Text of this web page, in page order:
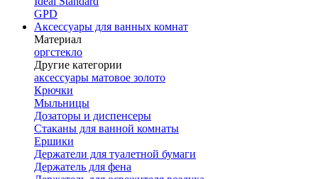
GPD
Аксессуары для ванных комнат
Материал
оргстекло
Другие категории
аксессуары матовое золото
Крючки
Мыльницы
Дозаторы и диспенсеры
Стаканы для ванной комнаты
Ершики
Держатели для туалетной бумаги
Держатель для фена